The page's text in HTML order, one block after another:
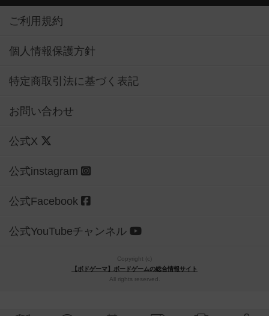
ご利用規約
個人情報保護方針
特定商取引法に基づく表記
お問い合わせ
公式X
公式instagram
公式Facebook
公式YouTubeチャンネル
Copyright (c)
【ボドゲーマ】ボードゲームの総合情報サイト
All rights reserved.